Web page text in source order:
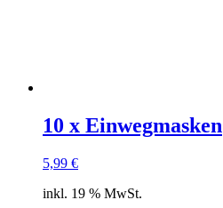
10 x Einwegmasken
5,99 €
inkl. 19 % MwSt.